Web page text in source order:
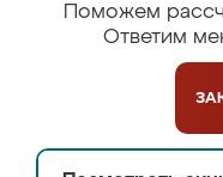
Поможем
Ответим